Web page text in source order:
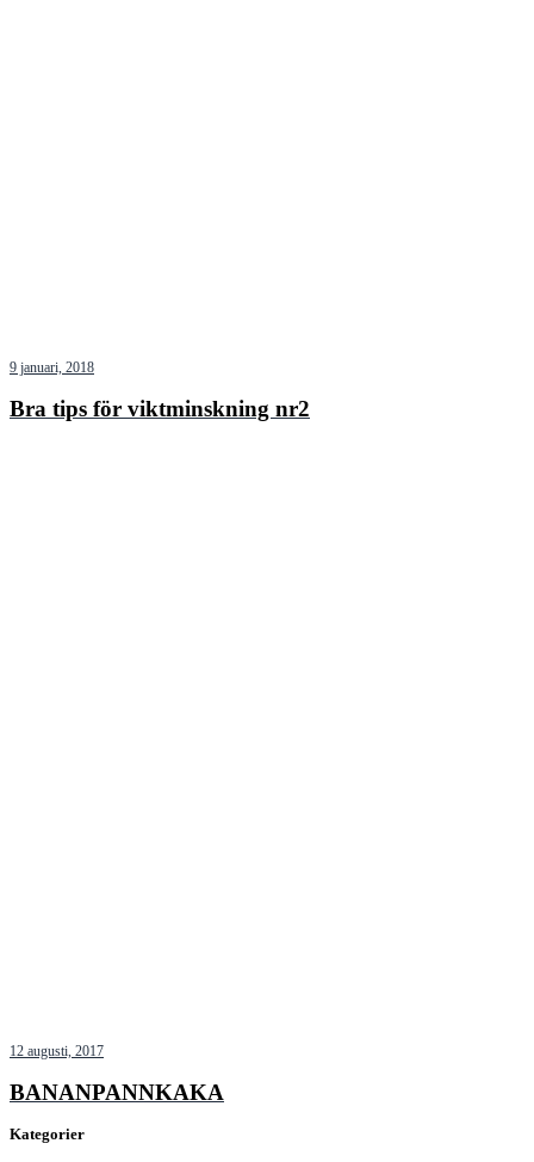
9 januari, 2018
Bra tips för viktminskning nr2
12 augusti, 2017
BANANPANNKAKA
Kategorier